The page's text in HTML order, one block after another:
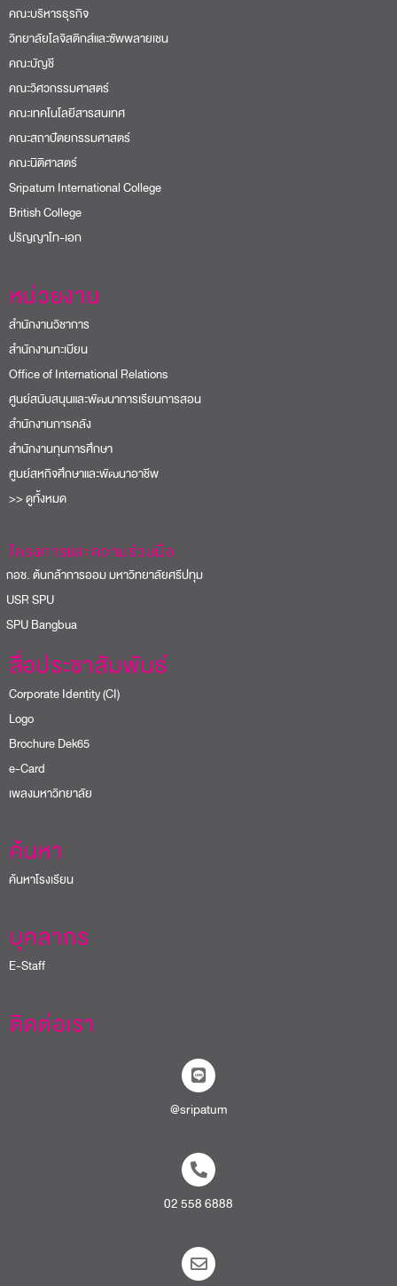
คณะบริหารธุรกิจ
วิทยาลัยโลจิสติกส์และซัพพลายเชน
คณะบัญชี
คณะวิศวกรรมศาสตร์
คณะเทคโนโลยีสารสนเทศ
คณะสถาปัตยกรรมศาสตร์
คณะนิติศาสตร์
Sripatum International College
British College
ปริญญาโท-เอก
หน่วยงาน
สำนักงานวิชาการ
สำนักงานทะเบียน
Office of International Relations
ศูนย์สนับสนุนและพัฒนาการเรียนการสอน
สำนักงานการคลัง
สำนักงานทุนการศึกษา
ศูนย์สหกิจศึกษาและพัฒนาอาชีพ
>> ดูทั้งหมด
โครงการและความร่วมมือ
ช. ต้นกล้าการออม มหาวิทยาลัยศรีปทุม
SPU
Bangbua
สื่อประชาสัมพันธ์
Corporate Identity (CI)
Logo
Brochure Dek65
e-Card
เพลงมหาวิทยาลัย
ค้นหา
ค้นหาโรงเรียน
บุคลากร
E-Staff
ติดต่อเรา
@sripatum
02 558 6888